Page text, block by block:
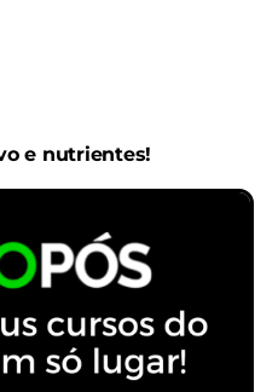
e nutrientes!